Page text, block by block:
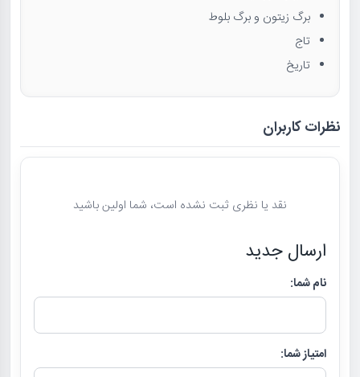
برگ زیتون و برگ بلوط
تاج
تاریخ
نظرات کاربران
نقد یا نظری ثبت نشده است، شما اولین باشید
ارسال جدید
نام شما:
امتیاز شما: